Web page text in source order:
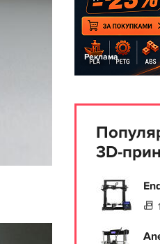
Реклама
3D-